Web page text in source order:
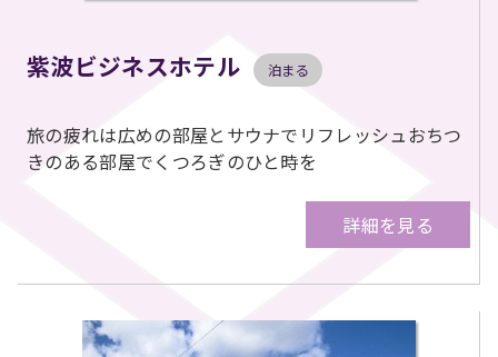
紫波ビジネスホテル 泊まる
旅の疲れは広めの部屋とサウナでリフレッシュおちつ
きのある部屋でくつろぎのひと時を
詳細を見る